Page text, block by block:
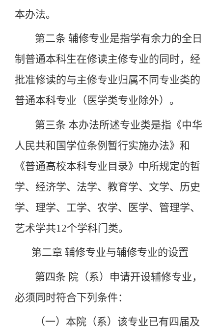
本办法。
第二条 辅修专业是指学有余力的全日
制普通本科生在修读主修专业的同时，经
批准修读的与主修专业归属不同专业类的
普通本科专业（医学类专业除外）。
第三条 本办法所述专业类是指《中华
人民共和国学位条例暂行实施办法》和
《普通高校本科专业目录》中所规定的哲
学、经济学、法学、教育学、文学、历史
学、理学、工学、农学、医学、管理学、
艺术学共12个学科门类。
第二章 辅修专业与辅修专业的设置
第四条 院（系）申请开设辅修专业，
必须同时符合下列条件：
（一）本院（系）该专业已有四届及